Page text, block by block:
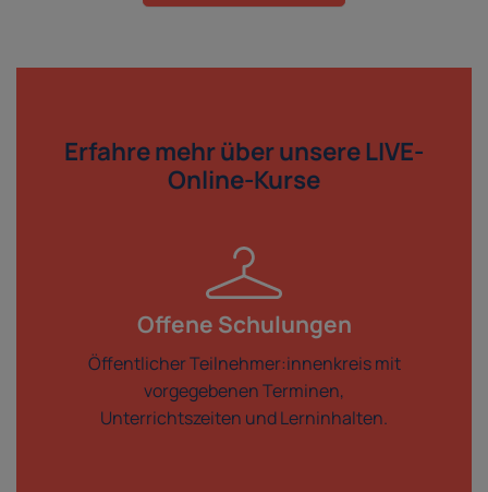
Erfahre mehr überunsere LIVE-
Online-Kurse
Offene Schulungen
Öffentlicher Teilnehmer:innenkreis mit
vorgegebenen Terminen,
Unterrichtszeiten und Lerninhalten.